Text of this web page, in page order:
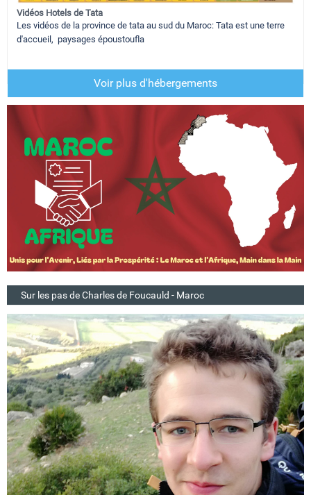
Vidéos Hotels de Tata
Les vidéos de la province de tata au sud du Maroc: Tata est une terre
d'accueil, paysages époustoufla
Voir plus d'hébergements
Sur les pas de Charles de Foucauld - Maroc